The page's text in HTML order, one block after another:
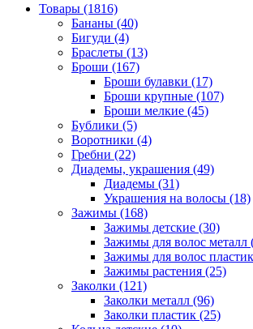
Товары (1816)
Бананы (40)
Бигуди (4)
Браслеты (13)
Броши (167)
Броши булавки (17)
Броши крупные (107)
Броши мелкие (45)
Бублики (5)
Воротники (4)
Гребни (22)
Диадемы, украшения (49)
Диадемы (31)
Украшения на волосы (18)
Зажимы (168)
Зажимы детские (30)
Зажимы для волос металл
Зажимы для волос
Зажимы растения (25)
Заколки (121)
Заколки металл (96)
Заколки пластик (25)